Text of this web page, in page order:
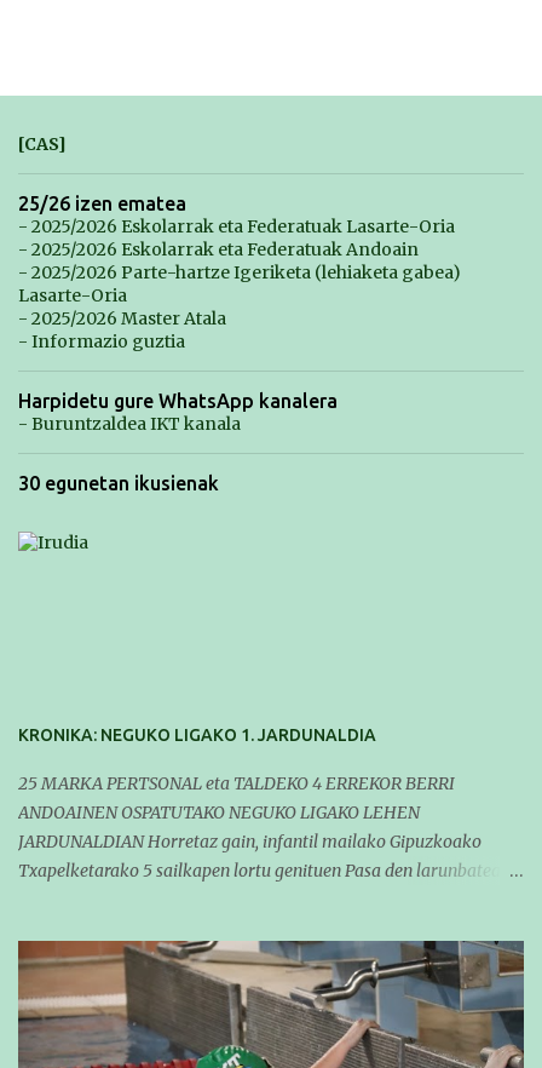
[CAS]
25/26 izen ematea
- 2025/2026 Eskolarrak eta Federatuak Lasarte-Oria
- 2025/2026 Eskolarrak eta Federatuak Andoain
- 2025/2026 Parte-hartze Igeriketa (lehiaketa gabea)
Lasarte-Oria
- 2025/2026 Master Atala
- Informazio guztia
Harpidetu gure WhatsApp kanalera
- Buruntzaldea IKT kanala
30 egunetan ikusienak
KRONIKA: NEGUKO LIGAKO 1. JARDUNALDIA
25 MARKA PERTSONAL eta TALDEKO 4 ERREKOR BERRI
ANDOAINEN OSPATUTAKO NEGUKO LIGAKO LEHEN
JARDUNALDIAN Horretaz gain, infantil mailako Gipuzkoako
Txapelketarako 5 sailkapen lortu genituen Pasa den larunbatean
hartzen. Bertan gure taldeko 16 igerilari aritu ziren. Denboraldiari
hasera ona eman zioten gue taldekideek. Ohikoa den bezela, garai
honetan entrenamendua da jardueraren funtsa eta hori alde
batera utzi gabe ekin zioten beti gogotsu hartzen duten